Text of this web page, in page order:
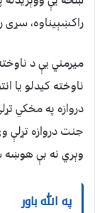
راکښېیناوه،
میرمني یې د
ناوخته کیدلو یا
دروازه په مخکي
جنت دروازه تړلې
وېري نه بې
په الله باور